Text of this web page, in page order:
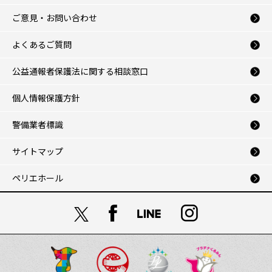
ご意見・お問い合わせ
よくあるご質問
公益通報者保護法に関する相談窓口
個人情報保護方針
警備業者標識
サイトマップ
ペリエホール